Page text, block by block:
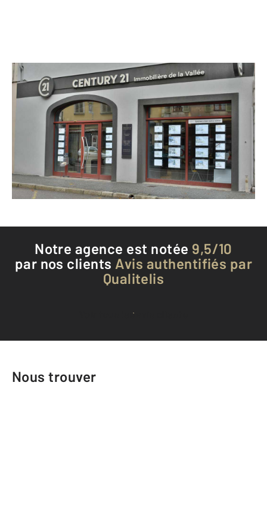
CENTURY 21 Immobilière de la Vallée
20 rue Jean-Pierre Veyrat
CHAMBERY - 73000
Envoyer un message
Téléphoner à l'agence
Notre agence est notée 9,5/10
par nos clients Avis authentifiés par
Qualitelis
Voir tous les avis clients
Nous trouver